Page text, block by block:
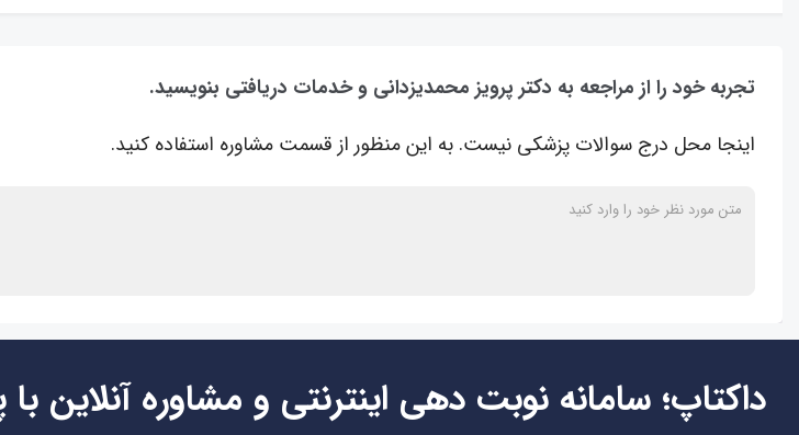
تجربه خود را از مراجعه به دکتر پرویز محمدیزدانی و خدمات دریافتی بنویسید.
اینجا محل درج سوالات پزشکی نیست. به این منظور از قسمت مشاوره استفاده کنید.
داکتاپ؛ سامانه نوبت دهی اینترنتی و مشاوره آنلاین